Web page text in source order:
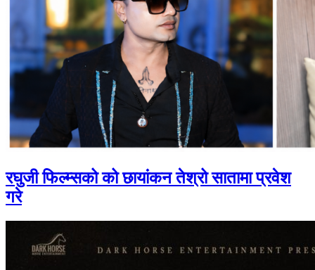
रघुजी फिल्म्सको को छायांकन तेश्रो सातामा प्रवेश
गरे